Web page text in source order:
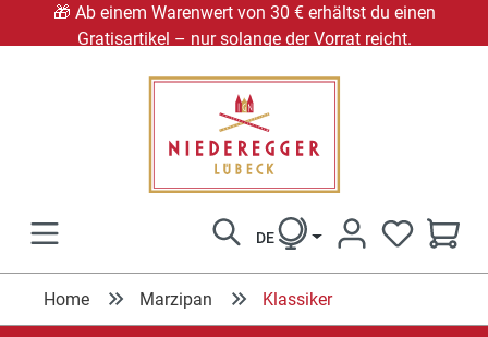
🎁 Ab einem Warenwert von 30 € erhältst du einen
Gratisartikel – nur solange der Vorrat reicht.
DE DU HAST 0
Home Marzipan Klassiker